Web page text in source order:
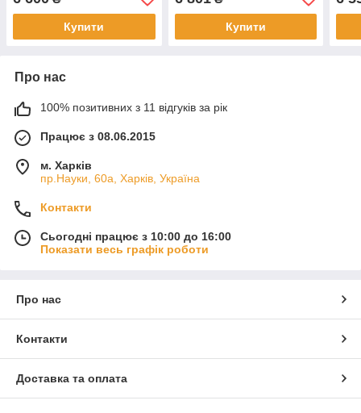
Купити Купити
Про нас
100% позитивних з 11 відгуків за рік
Працює з 08.06.2015
м. Харків
пр.Науки, 60а, Харків, Україна
Контакти
Сьогодні працює з 10:00 до 16:00
Показати весь графік роботи
Про нас
Контакти
Доставка та оплата